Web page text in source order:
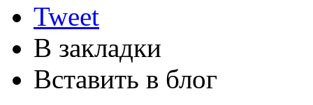
Tweet
В закладки
Вставить в блог